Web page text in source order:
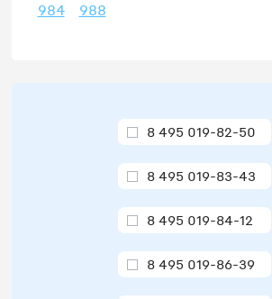
984 988
8 495 019-82-50
8 495 019-83-43
8 495 019-84-12
8 495 019-86-39